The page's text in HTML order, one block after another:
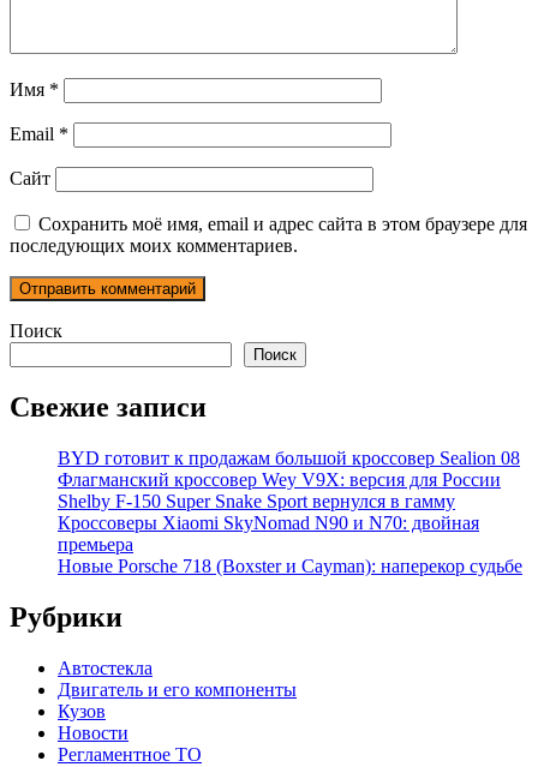
Имя *
Email *
Сайт
Сохранить моё имя, email и адрес сайта в этом браузере для
последующих моих комментариев.
Поиск
Поиск
Свежие записи
BYD готовит к продажам большой кроссовер Sealion 08
Флагманский кроссовер Wey V9X: версия для России
Shelby F-150 Super Snake Sport вернулся в гамму
Кроссоверы Xiaomi SkyNomad N90 и N70: двойная
премьера
Новые Porsche 718 (Boxster и Cayman): наперекор судьбе
Рубрики
Автостекла
Двигатель и его компоненты
Кузов
Новости
Регламентное ТО